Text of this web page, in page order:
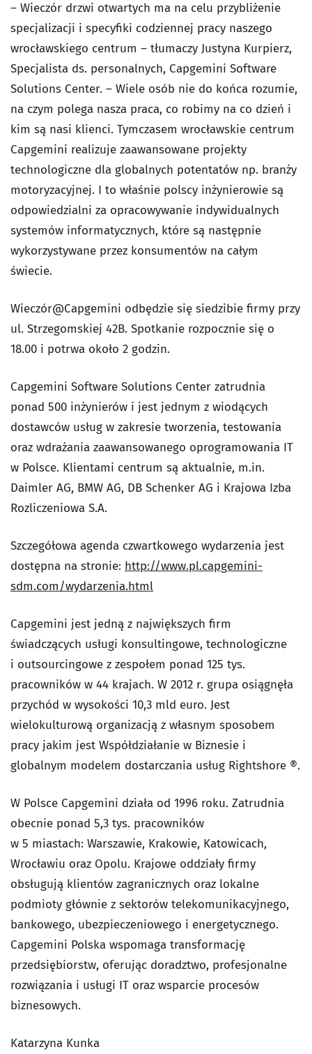
– Wieczór drzwi otwartych ma na celu przybliżenie
specjalizacji i specyfiki codziennej pracy naszego
wrocławskiego centrum – tłumaczy Justyna Kurpierz,
Specjalista ds. personalnych, Capgemini Software
Solutions Center. – Wiele osób nie do końca rozumie,
na czym polega nasza praca, co robimy na co dzień i
kim są nasi klienci. Tymczasem wrocławskie centrum
Capgemini realizuje zaawansowane projekty
technologiczne dla globalnych potentatów np. branży
motoryzacyjnej. I to właśnie polscy inżynierowie są
odpowiedzialni za opracowywanie indywidualnych
systemów informatycznych, które są następnie
wykorzystywane przez konsumentów na całym
świecie.
Wieczór@Capgemini odbędzie się siedzibie firmy przy
ul. Strzegomskiej 42B. Spotkanie rozpocznie się o
18.00 i potrwa około 2 godzin.
Capgemini Software Solutions Center zatrudnia
ponad 500 inżynierów i jest jednym z wiodących
dostawców usług w zakresie tworzenia, testowania
oraz wdrażania zaawansowanego oprogramowania IT
w Polsce. Klientami centrum są aktualnie, m.in.
Daimler AG, BMW AG, DB Schenker AG i Krajowa Izba
Rozliczeniowa S.A.
Szczegółowa agenda czwartkowego wydarzenia jest
dostępna na stronie: http://www.pl.capgemini-
sdm.com/wydarzenia.html
Capgemini jest jedną z największych firm
świadczących usługi konsultingowe, technologiczne
i outsourcingowe z zespołem ponad 125 tys.
pracowników w 44 krajach. W 2012 r. grupa osiągnęła
przychód w wysokości 10,3 mld euro. Jest
wielokulturową organizacją z własnym sposobem
pracy jakim jest Współdziałanie w Biznesie i
globalnym modelem dostarczania usług Rightshore ®.
W Polsce Capgemini działa od 1996 roku. Zatrudnia
obecnie ponad 5,3 tys. pracowników
w 5 miastach: Warszawie, Krakowie, Katowicach,
Wrocławiu oraz Opolu. Krajowe oddziały firmy
obsługują klientów zagranicznych oraz lokalne
podmioty głównie z sektorów telekomunikacyjnego,
bankowego, ubezpieczeniowego i energetycznego.
Capgemini Polska wspomaga transformację
przedsiębiorstw, oferując doradztwo, profesjonalne
rozwiązania i usługi IT oraz wsparcie procesów
biznesowych.
Katarzyna Kunka